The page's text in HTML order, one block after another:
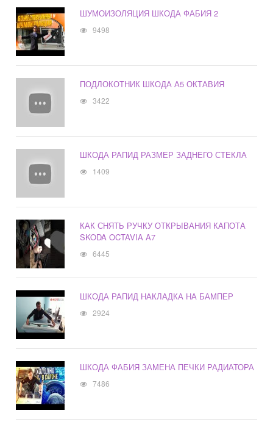
ШУМОИЗОЛЯЦИЯ ШКОДА ФАБИЯ 2
9498
ПОДЛОКОТНИК ШКОДА А5 ОКТАВИЯ
3422
ШКОДА РАПИД РАЗМЕР ЗАДНЕГО СТЕКЛА
1409
КАК СНЯТЬ РУЧКУ ОТКРЫВАНИЯ КАПОТА
SKODA OCTAVIA A7
6445
ШКОДА РАПИД НАКЛАДКА НА БАМПЕР
2924
ШКОДА ФАБИЯ ЗАМЕНА ПЕЧКИ РАДИАТОРА
7486